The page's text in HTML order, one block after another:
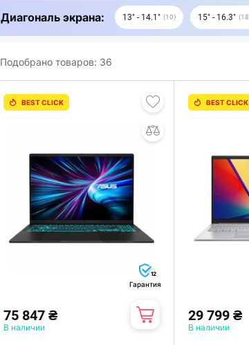
Диагональ экрана: 13" - 14.1" 10 15" - 16.3" 18
Подобрано товаров: 36
BEST CLICK
12
Гарантия
75 847 ₴
В наличии
BEST CLICK
29 799 ₴
В наличии